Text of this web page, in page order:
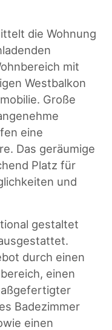
die Wohnung
mit
Westbalkon
Große
eine
Das geräumige
Platz für
und
gestaltet
durch einen
einen
Badezimmer
einen